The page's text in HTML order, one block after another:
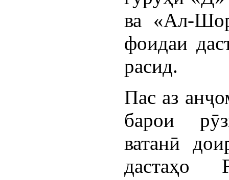
ва «Ал-
фоидаи
расид.
Пас аз
барои
ватанӣ
дастаҳо